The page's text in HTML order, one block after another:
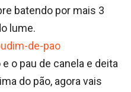
batendo por mais 3
lume.
o pau de canela e deita
do pão, agora vais